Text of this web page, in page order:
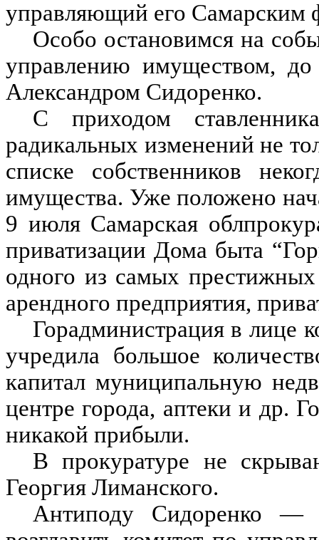
управляющий его Самарским
Особо остановимся на
управлению имуществом, до
Александром Сидоренко.
С приходом
радикальных изменений не
списке собственников
имущества. Уже положено
9 июля Самарская
приватизации Дома быта
одного из самых
арендного предприятия,
Горадминистрация в лице
учредила большое
капитал муниципальную
центре города, аптеки и др.
никакой прибыли.
В прокуратуре не
Георгия Лиманского.
Антиподу Сидоренко —